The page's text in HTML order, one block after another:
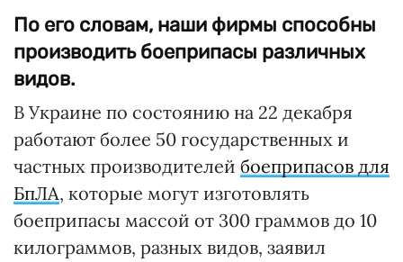
По его словам, наши фирмы способны
производить боеприпасы различных
видов.
В Украине по состоянию на 22 декабря
работают более 50 государственных и
частных производителей боеприпасов для
БпЛА, которые могут изготовлять
боеприпасы массой от 300 граммов до 10
килограммов, разных видов, заявил